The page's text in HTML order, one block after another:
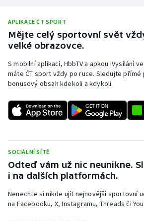
Rychlobruslení
Rychlostní kanoistika
Short track
Stolní tenis
Triatlon
Veslování
Vodní slalom
APLIKACE ČT SPORT
Mějte celý sportovní svět
velké obrazovce.
S mobilní aplikací, HbbTV a apkou iVysílání
máte ČT sport vždy po ruce. Sledujte přímé
bonusový obsah kdekoli a kdykoli.
SOCIÁLNÍ SÍTĚ
Odteď vám už nic neunikne.
i na dalších platformách.
Nenechte si nikde ujít nejnovější sportovní
na Facebooku, X, Instagramu, Threads či